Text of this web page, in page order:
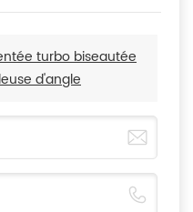
turbo biseautée
d'angle